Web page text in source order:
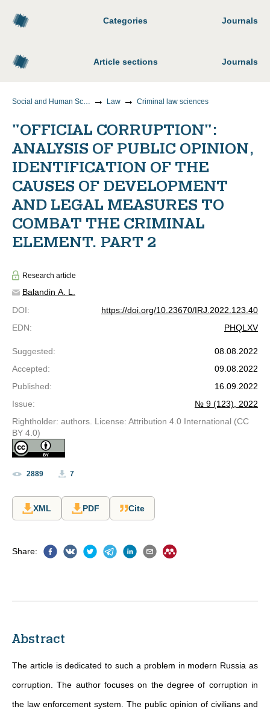
Categories Journals
Article sections Journals
Social and Human Sciences Law Criminal law sciences
"OFFICIAL CORRUPTION":
ANALYSIS OF PUBLIC OPINION,
IDENTIFICATION OF THE
CAUSES OF DEVELOPMENT
AND LEGAL MEASURES TO
COMBAT THE CRIMINAL
ELEMENT. PART 2
Research article
Balandin A. L.
DOI:
https://doi.org/10.23670/IRJ.2022.123.40
EDN: PHQLXV
Suggested:
08.08.2022
Accepted:
09.08.2022
Published:
16.09.2022
Issue:
№ 9 (123), 2022
Rightholder: authors. License: Attribution 4.0 International (CC
BY 4.0)
2889 7
XML PDF Cite
Share:
Abstract
The article is dedicated to such a problem in modern Russia as
corruption. The author focuses on the degree of corruption in
the law enforcement system. The public opinion of civilians and